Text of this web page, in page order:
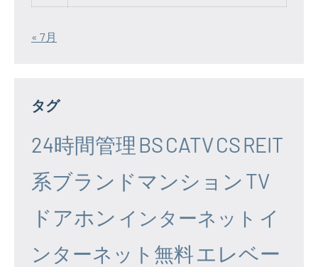
« 7月
タグ
24時間管理 BSCATVCSREIT
系ブランドマンション TV
ドアホン インターネット イ
ンターネット無料エレベー